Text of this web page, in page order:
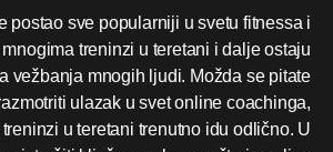
postao sve popularniji u svetu fitnessa i
treninzi u teretani i dalje ostaju
vežbanja mnogih ljudi. Možda se pitate
ulazak u svet online coachinga,
u teretani trenutno idu odlično. U